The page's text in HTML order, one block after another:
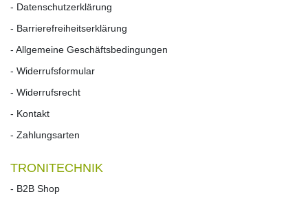
- Datenschutzerklärung
- Barrierefreiheitserklärung
- Allgemeine Geschäftsbedingungen
- Widerrufsformular
- Widerrufs­recht
- Kontakt
- Zahlungsarten
TRONITECHNIK
- B2B Shop